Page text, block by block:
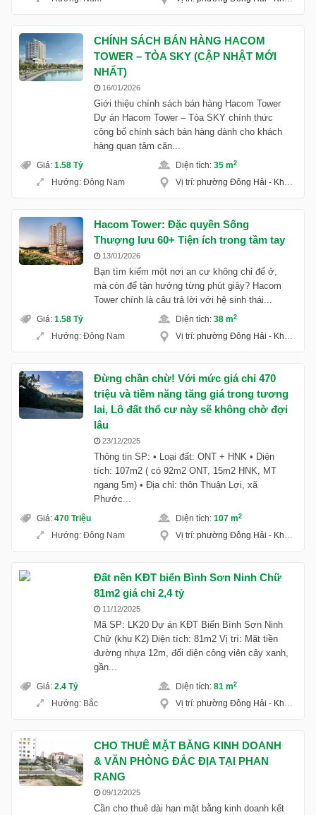
CHÍNH SÁCH BÁN HÀNG HACOM
TOWER – TÒA SKY (CẬP NHẬT MỚI
NHẤT)
16/01/2026
Giới thiệu chính sách bán hàng Hacom Tower
Dự án Hacom Tower – Tòa SKY chính thức
công bố chính sách bán hàng dành cho khách
hàng quan tâm căn...
Giá: 1.58 Tỷ Diện tích: 35 m2
Hướng: Đông Nam Vị trí: phường Đông Hải - Khánh Hoà
Hacom Tower: Đặc quyền Sống
Thượng lưu 60+ Tiện ích trong tầm tay
13/01/2026
Bạn tìm kiếm một nơi an cư không chỉ để ở,
mà còn để tận hưởng từng phút giây? Hacom
Tower chính là câu trả lời với hệ sinh thái...
Giá: 1.58 Tỷ Diện tích: 38 m2
Hướng: Đông Nam Vị trí: phường Đông Hải - Khánh Hoà
Đừng chần chừ! Với mức giá chỉ 470
triệu và tiềm năng tăng giá trong tương
lai, Lô đất thổ cư này sẽ không chờ đợi
lâu
23/12/2025
Thông tin SP: • Loại đất: ONT + HNK • Diện
tích: 107m2 ( có 92m2 ONT, 15m2 HNK, MT
ngang 5m) • Địa chỉ: thôn Thuận Lợi, xã
Phước...
Giá: 470 Triệu Diện tích: 107 m2
Hướng: Đông Nam Vị trí: phường Đông Hải - Khánh Hoà
Đất nền KĐT biển Bình Sơn Ninh Chữ
81m2 giá chỉ 2,4 tỷ
11/12/2025
Mã SP: LK20 Dự án KĐT Biển Bình Sơn Ninh
Chữ (khu K2) Diện tích: 81m2 Vị trí: Mặt tiền
đường nhựa 12m, đối diện công viên cây xanh,
gần...
Giá: 2.4 Tỷ Diện tích: 81 m2
Hướng: Bắc Vị trí: phường Đông Hải - Khánh Hoà
CHO THUÊ MẶT BẰNG KINH DOANH
& VĂN PHÒNG ĐẮC ĐỊA TẠI PHAN
RANG
09/12/2025
Cần cho thuê dài hạn mặt bằng kinh doanh kết